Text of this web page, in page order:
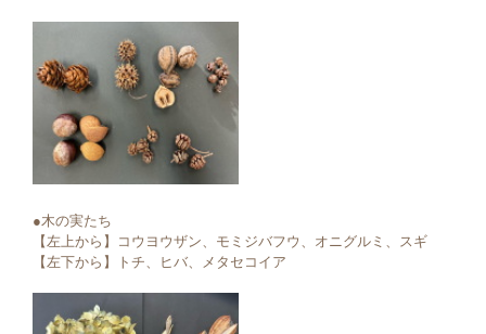
●木の実たち
【左上から】コウヨウザン、モミジバフウ、オニグルミ、スギ
【左下から】トチ、ヒバ、メタセコイア